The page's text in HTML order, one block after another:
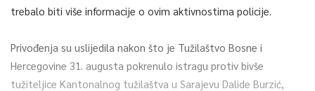
trebalo biti više informacije o ovim aktivnostima policije.
Privođenja su uslijedila nakon što je Tužilaštvo Bosne i
Hercegovine 31. augusta pokrenulo istragu protiv bivše
tužiteljice Kantonalnog tužilaštva u Sarajevu Dalide Burzić,